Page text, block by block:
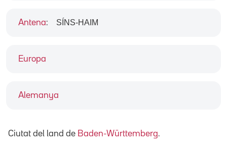
Europa
Alemanya
Antena: SÍNS-HAIM
Ciutat del land de Baden-Württemberg.